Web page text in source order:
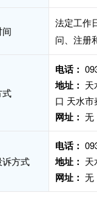
法定工作
问、注册
式
电话：
地址： 天
口 天水
网址： 无
诉方式
电话：
地址： 天
网址： 无